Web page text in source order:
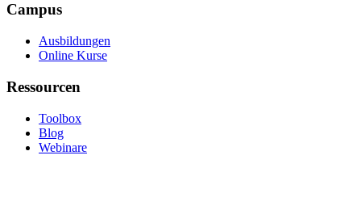
Campus
Ausbildungen
Online Kurse
Ressourcen
Toolbox
Blog
Webinare